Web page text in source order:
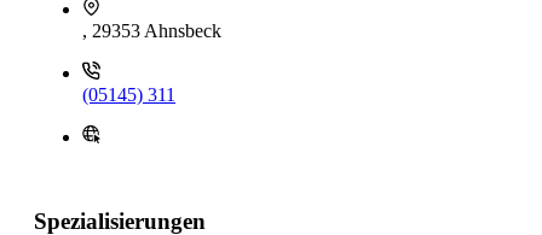
, 29353 Ahnsbeck
(05145) 311
Spezialisierungen